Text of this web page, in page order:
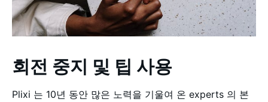
회전 중지 및 팁 사용
Plixi 는 10년 동안 많은 노력을 기울여 온 experts 의 본